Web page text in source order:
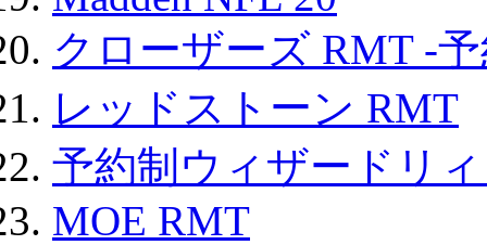
クローザーズ RMT -
レッドストーン RMT
予約制ウィザードリ
MOE RMT